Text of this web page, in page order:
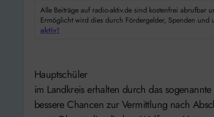
Alle Beiträge auf radio-aktiv.de sind kostenfrei abrufbar
Ermöglicht wird dies durch Fördergelder, Spenden und
aktiv!
Hauptschüler
im Landkreis erhalten durch das
bessere Chancen zur Vermittlung nach